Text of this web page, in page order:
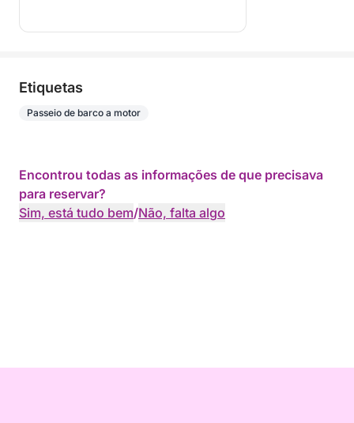
Etiquetas
Passeio de barco a motor
Encontrou todas as informações de que precisava
para reservar?
Sim, está tudo bem/Não, falta algo